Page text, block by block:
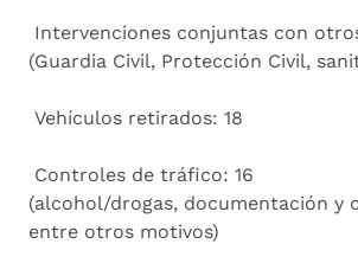
Intervenciones conjuntas con
(Guardia Civil, Protección Civil,
Vehículos retirados: 18
Controles de tráfico: 16
(alcohol/drogas, documentación y
entre otros motivos)